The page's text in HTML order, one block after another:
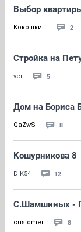
Выбор
Кокошкин 2
Стройка на
ver 5
Дом на Бориса
QaZwS 8
Кошурникова 8
DIK54 12
С.Шамшиных -
customer 8